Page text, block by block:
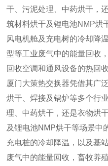
干、污泥处理、中药烘干，
筑材料烘干及锂电池NMP烘
风电机舱及充电树的冷却降
型等工业废气中的能量回收
回收空调和通风设备的热回
厦门大策热交换器凭借其广
烘干、焊接及锅炉等多个行
理、中药烘干，还是衣物烘
及锂电池NMP烘干等场景中
充电桩的冷却降温，以及基
废气中的能量回收，畜牧养